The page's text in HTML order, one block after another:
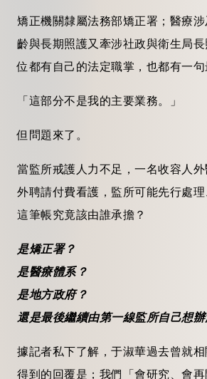
矯正機關隸屬法務部矯正署；醫療
齡與長期照護又牽涉社政與衛生局
位都有自己的法定職掌，也都有一句
「這部分不是我的主要業務。」
但問題來了。
當監所戒護人力不足，一名收容人
外聘請付費看護，監所可能先行處
這筆帳究竟該由誰承擔？
是矯正署？
是醫療體系？
是地方政府？
還是最後繼續由第一線監所自己想
據記者私下了解，于淑華過去曾就相
得到的回覆是；我們「會研究、會再